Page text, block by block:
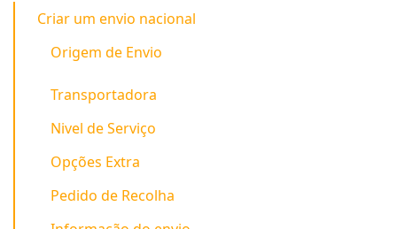
Criar um envio nacional
Origem de Envio
Transportadora
Nivel de Serviço
Opções Extra
Pedido de Recolha